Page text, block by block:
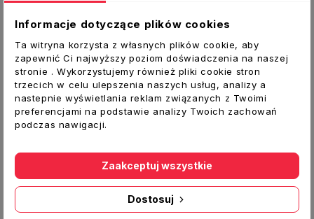
Łatwy montaż „na wcisk”, bez specjalistycznych
narzędzi, nie wymaga spoiwa np. w postaci
kleju, lekka konstrukcja, estetyczny wygląd.
Dane techniczne:
Typ:Kanał płaski
Długość [mb]:1
Materiał:PCV
Producent:VENTS
Informacje dotyczące plików cookies
Ta witryna korzysta z własnych plików cookie, aby
zapewnić Ci najwyższy poziom doświadczenia na naszej
stronie . Wykorzystujemy również pliki cookie stron
trzecich w celu ulepszenia naszych usług, analizy a
nastepnie wyświetlania reklam związanych z Twoimi
preferencjami na podstawie analizy Twoich zachowań
podczas nawigacji.
Dostosuj
Zaakceptuj wszystkie